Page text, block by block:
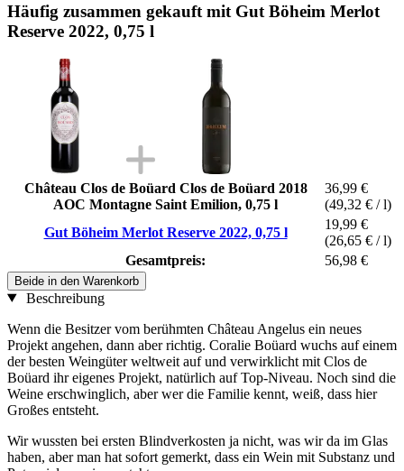
Häufig zusammen gekauft mit Gut Böheim Merlot
Reserve 2022, 0,75 l
Château Clos de Boüard Clos de Boüard 2018
AOC Montagne Saint Emilion, 0,75 l
36,99 €
(49,32 € / l)
Gut Böheim Merlot Reserve 2022, 0,75 l
19,99 €
(26,65 € / l)
Gesamtpreis:
56,98 €
Beide in den Warenkorb
Beschreibung
Wenn die Besitzer vom berühmten Château Angelus ein neues
Projekt angehen, dann aber richtig. Coralie Boüard wuchs auf einem
der besten Weingüter weltweit auf und verwirklicht mit Clos de
Boüard ihr eigenes Projekt, natürlich auf Top-Niveau. Noch sind die
Weine erschwinglich, aber wer die Familie kennt, weiß, dass hier
Großes entsteht.
Wir wussten bei ersten Blindverkosten ja nicht, was wir da im Glas
haben, aber man hat sofort gemerkt, dass ein Wein mit Substanz und